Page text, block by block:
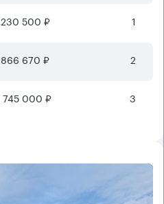
230 500 ₽ 1
670 ₽ 2
745 000 ₽ 3